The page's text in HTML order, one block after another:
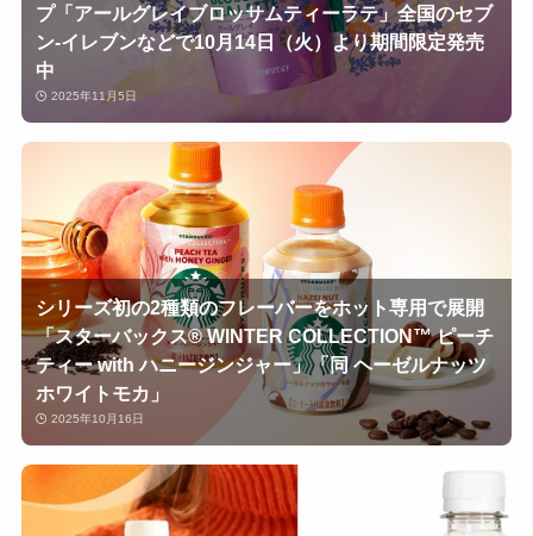
プ「アールグレイブロッサムティーラテ」全国のセブ
ン‐イレブンなどで10月14日（火）より期間限定発売
中
2025年11月5日
シリーズ初の2種類のフレーバーをホット専用で展開
「スターバックス® WINTER COLLECTION™ ピーチ
ティー with ハニージンジャー」「同 ヘーゼルナッツ
ホワイトモカ」
2025年10月16日